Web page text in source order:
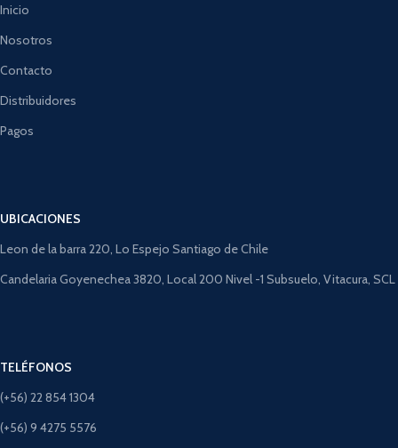
Inicio
Nosotros
Contacto
Distribuidores
Pagos
UBICACIONES
Leon de la barra 220, Lo Espejo Santiago de Chile
Candelaria Goyenechea 3820, Local 200 Nivel -1 Subsuelo, Vitacura, SCL
TELÉFONOS
(+56) 22 854 1304
(+56) 9 4275 5576